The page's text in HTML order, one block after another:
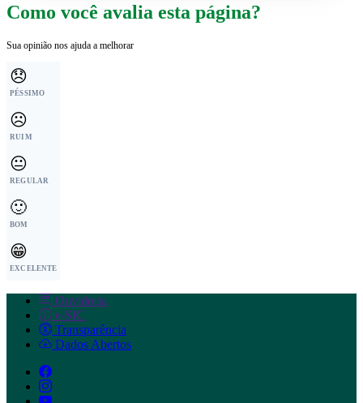
Como você avalia esta página?
Sua opinião nos ajuda a melhorar
😞
PÉSSIMO
☹️
RUIM
😐
REGULAR
🙂
BOM
😁
EXCELENTE
Ouvidoria
e-SIC
Transparência
Dados Abertos